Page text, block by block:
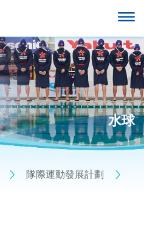
水球
隊際運動發展計劃